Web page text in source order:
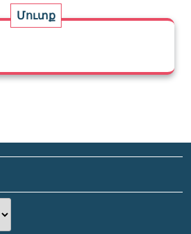
Մուտք